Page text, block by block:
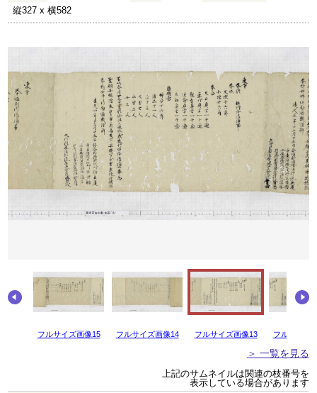
縦327 x 横582
フルサイズ画像15 フルサイズ画像14 フルサイズ画像13 フルサイズ
＞ 一覧を見る
上記のサムネイルは関連の枝番号を
表示している場合があります